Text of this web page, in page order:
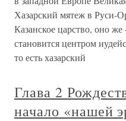
Хазарский мятеж в Руси-
Казанское царство, оно
становится центром
то есть хазарский
Глава 2
начало «нашей